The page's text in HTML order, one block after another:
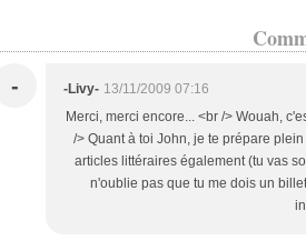
- -Livy- 13/11/2009 07:16
Merci, merci encore... <br /> Wouah,
/> Quant à toi John, je te prépare
articles littéraires également (tu vas
n'oublie pas que tu me dois un